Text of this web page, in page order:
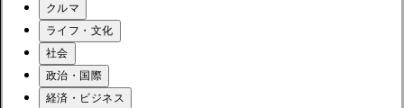
クルマ
ライフ・文化
社会
政治・国際
経済・ビジネス